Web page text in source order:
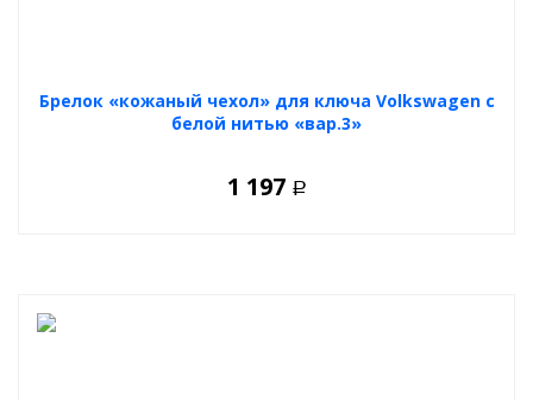
Брелок «кожаный чехол» для ключа Volkswagen с
белой нитью «вар.3»
1 197 Р